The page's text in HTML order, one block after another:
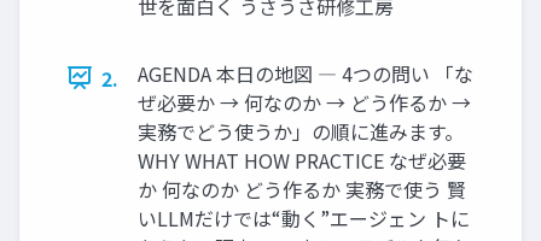
世を面白く うさうさ研修工房
2.
AGENDA 本日の地図 ― 4つの問い 「な
ぜ必要か → 何なのか → どう作るか →
実務でどう使うか」の順に進みます。
WHY WHAT HOW PRACTICE なぜ必要
か 何なのか どう作るか 実務で使う 賢
いLLMだけでは“動く”エージェン トに